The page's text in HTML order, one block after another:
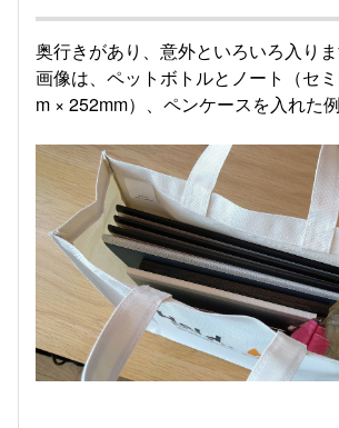
奥行きがあり、意外といろいろ入りま
画像は、ペットボトルとノート（セ
m × 252mm）、ペンケースを入れた例